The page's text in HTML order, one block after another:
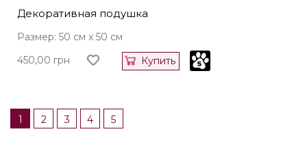
Декоративная подушка
Размер: 50 см x 50 см
450,00 грн Купить
1 2 3 4 5